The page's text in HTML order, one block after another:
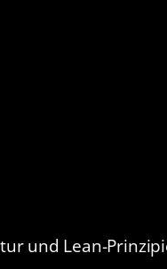
und Lean-